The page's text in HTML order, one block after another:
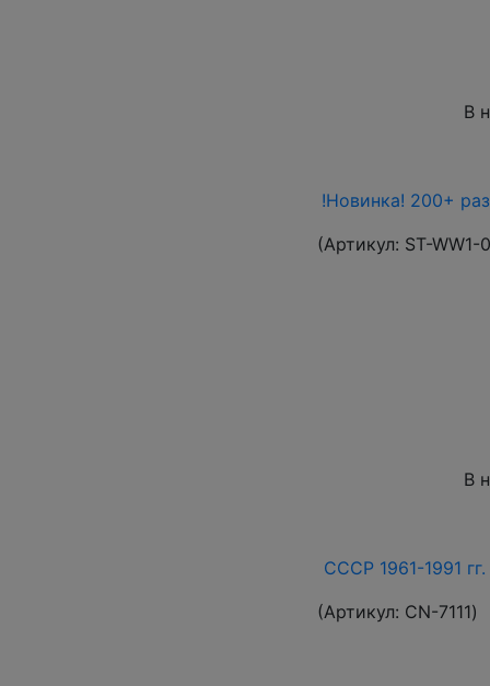
В
!Новинка! 200+
(Артикул: ST-
В
СССР 1961-1991
(Артикул: СN-7111)